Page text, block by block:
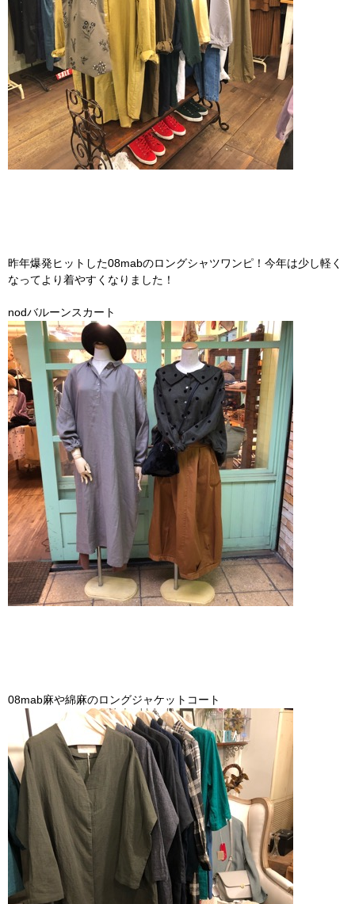
昨年爆発ヒットした08mabのロングシャツワンピ！今年は少し軽く
なってより着やすくなりました！
nodバルーンスカート
08mab麻や綿麻のロングジャケットコート